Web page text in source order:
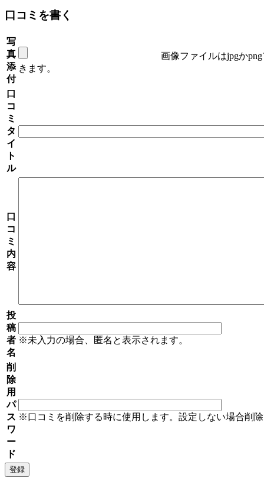
口コミを書く
写
真
添
付
画像ファイルはjpgか
きます。
口
コ
ミ
タ
イ
ト
ル
口
コ
ミ
内
容
投
稿
者
名
※未入力の場合、匿名と表示されます。
削
除
用
パ
ス
ワ
ー
ド
※口コミを削除する時に使用します。設定しない場合削